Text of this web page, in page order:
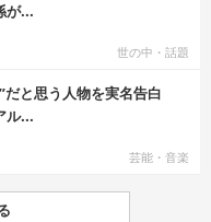
が...
世の中・話題
と思う人物を実名告白
ル...
芸能・音楽